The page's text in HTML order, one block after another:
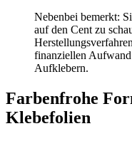
Nebenbei bemerkt:
auf den Cent zu
finanziellen
Aufklebern.
Farbenfrohe
Klebefolien